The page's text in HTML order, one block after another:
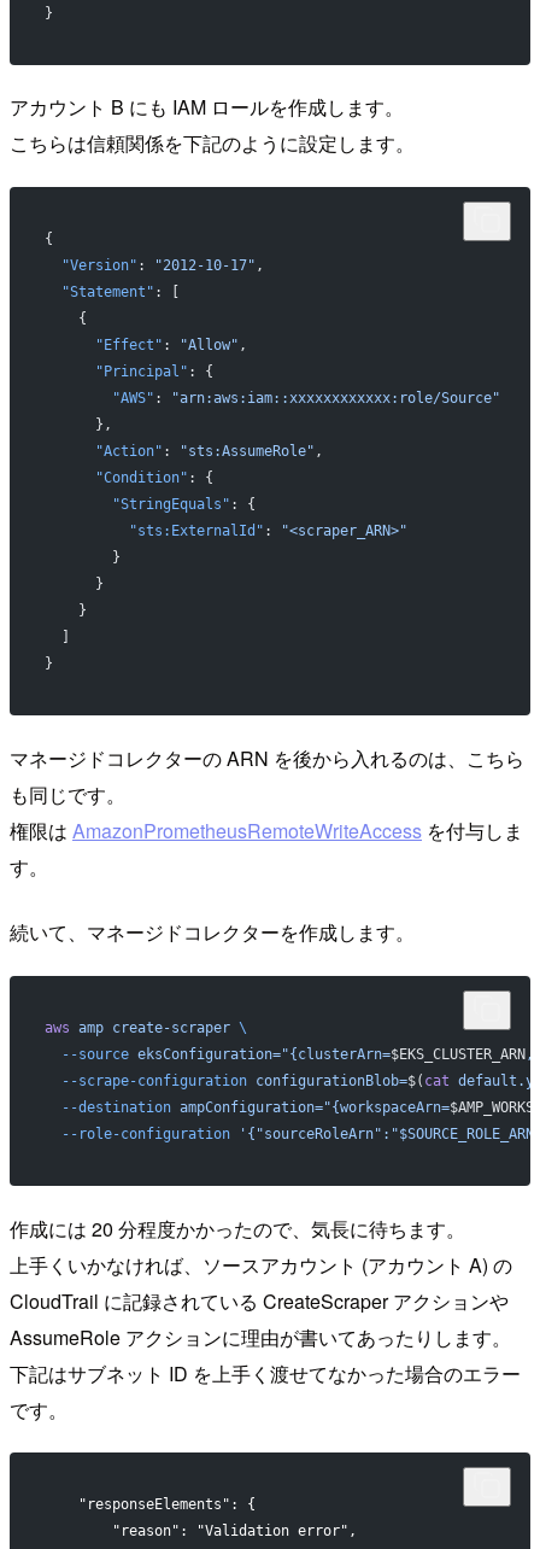
}
アカウント B にも IAM ロールを作成します。
こちらは信頼関係を下記のように設定します。
{
  "Version"
: "2012-10-17" ,
  "Statement"
: [
    {
      "Effect"
: "Allow" ,
      "Principal"
: {
        "AWS"
:
"arn:aws:iam::xxxxxxxxxxxx:role/Source"
      },
      "Action"
: "sts:AssumeRole" ,
      "Condition"
: {
        "StringEquals"
: {
          "sts:ExternalId"
:
"<scraper_ARN>"
        }
      }
    }
}
マネージドコレクターの ARN を後から入れるのは、こちら
も同じです。
権限は AmazonPrometheusRemoteWriteAccess を付与しま
す。
続いて、マネージドコレクターを作成します。
aws amp create-scraper \
  --source
eksConfiguration="{clusterArn=$EKS_CLUSTER_ARN
  --scrape-configuration
configurationBlob=$( cat
  --destination
ampConfiguration="{workspaceArn=
  --role-configuration
作成には 20 分程度かかったので、気長に待ちます。
上手くいかなければ、ソースアカウント (アカウント A) の
CloudTrail に記録されている CreateScraper アクションや
AssumeRole アクションに理由が書いてあったりします。
下記はサブネット ID を上手く渡せてなかった場合のエラー
です。
    "responseElements": {
        "reason": "Validation error",